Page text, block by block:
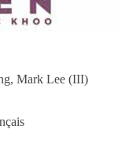
Mark Lee (III)